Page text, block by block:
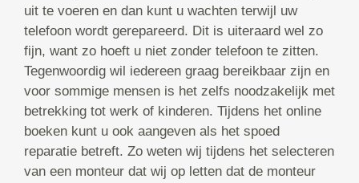
uit te voeren en dan kunt u wachten terwijl uw
telefoon wordt gerepareerd. Dit is uiteraard wel zo
fijn, want zo hoeft u niet zonder telefoon te zitten.
Tegenwoordig wil iedereen graag bereikbaar zijn en
voor sommige mensen is het zelfs noodzakelijk met
betrekking tot werk of kinderen. Tijdens het online
boeken kunt u ook aangeven als het spoed
reparatie betreft. Zo weten wij tijdens het selecteren
van een monteur dat wij op letten dat de monteur